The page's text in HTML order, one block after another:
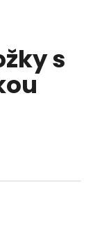
s